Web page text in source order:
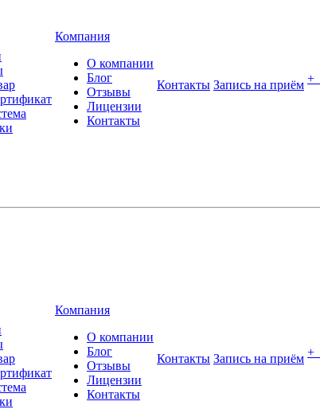
Компания
О компании
Блог
Отзывы
Лицензии
Контакты
Контакты Запись на приём +
Компания
О компании
Блог
Отзывы
Лицензии
Контакты
Контакты Запись на приём +